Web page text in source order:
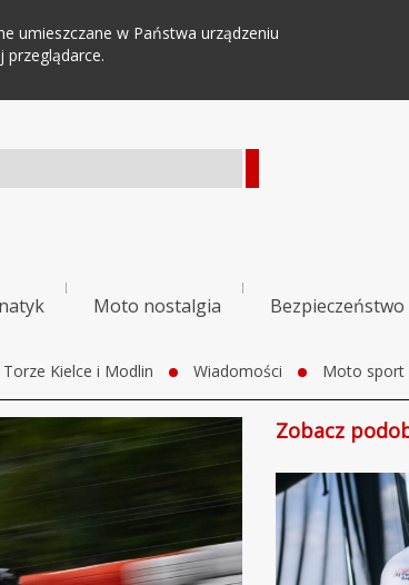
umieszczane w Państwa urządzeniu
Moto nostalgia Bezpieczeństwo
Kielce i Modlin Wiadomości Moto sport
Zobacz